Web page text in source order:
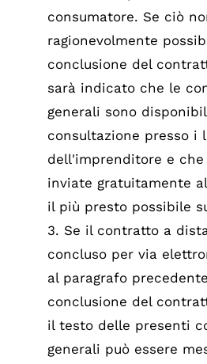
consumatore. Se ciò
ragionevolmente
conclusione del
sarà indicato che le
generali sono
consultazione presso i
dell'imprenditore e che
inviate gratuitamente
il più presto possibile
3. Se il contratto a
concluso per via
al paragrafo
conclusione del
il testo delle presenti
generali può essere